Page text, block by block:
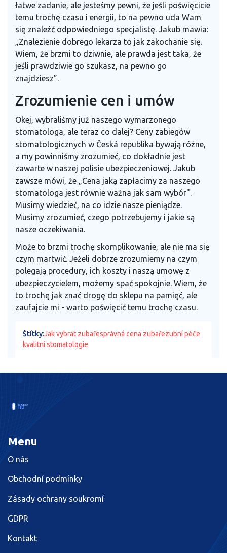
łatwe zadanie, ale jesteśmy pewni, że jeśli poświęcicie
temu trochę czasu i energii, to na pewno uda Wam
się znaleźć odpowiedniego specjalistę. Jakub mawia:
„Znalezienie dobrego lekarza to jak zakochanie się.
Wiem, że brzmi to dziwnie, ale prawda jest taka, że
jeśli prawdziwie go szukasz, na pewno go
znajdziesz”.
Zrozumienie cen i umów
Okej, wybraliśmy już naszego wymarzonego
stomatologa, ale teraz co dalej? Ceny zabiegów
stomatologicznych w Česká republika bywają różne,
a my powinniśmy zrozumieć, co dokładnie jest
zawarte w naszej polisie ubezpieczeniowej. Jakub
zawsze mówi, że „Cena jaką zapłacimy za naszego
stomatologa jest równie ważna jak sam wybór".
Musimy wiedzieć, na co idzie nasze pieniądze.
Musimy zrozumieć, czego potrzebujemy i jakie są
nasze oczekiwania.
Może to brzmi trochę skomplikowanie, ale nie ma się
czym martwić. Jeżeli dobrze zrozumiemy na czym
polegają procedury, ich koszty i naszą umowę z
ubezpieczycielem, możemy spać spokojnie. Wiem, że
to trochę jak znać drogę do sklepu na pamięć, ale
zaufajcie mi - warto poświęcić temu trochę czasu.
Štítky:Jak vybrat zubařesprávná cena zubařezubní péče
kvalitní stomatologie
Menu
O nás
Obchodní podmínky
Zásady ochrany soukromí
GDPR
Kontakt